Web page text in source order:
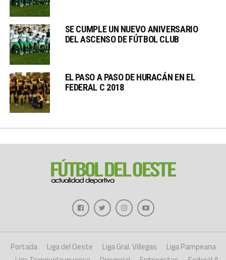
SE CUMPLE UN NUEVO ANIVERSARIO
DEL ASCENSO DE FÚTBOL CLUB
EL PASO A PASO DE HURACÁN EN EL
FEDERAL C 2018
Portada Liga del Oeste Liga Gral. Villegas
Liga Pampeana